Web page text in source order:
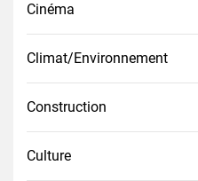
Cinéma
Climat/Environnement
Construction
Culture